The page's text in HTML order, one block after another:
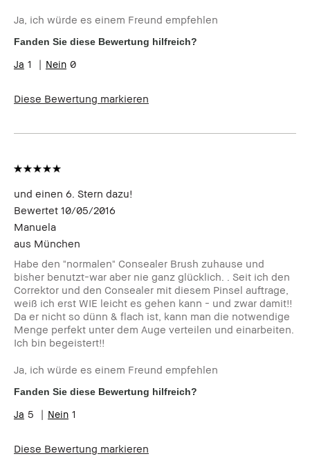
Ja, ich würde es einem Freund empfehlen
Fanden Sie diese Bewertung hilfreich?
1 0
Diese Bewertung markieren
und einen 6. Stern dazu!
Bewertet 10/05/2016
Manuela
aus München
Habe den "normalen" Consealer Brush zuhause und
bisher benutzt-war aber nie ganz glücklich. . Seit ich den
Correktor und den Consealer mit diesem Pinsel auftrage,
weiß ich erst WIE leicht es gehen kann - und zwar damit!!
Da er nicht so dünn & flach ist, kann man die notwendige
Menge perfekt unter dem Auge verteilen und einarbeiten.
Ich bin begeistert!!
Ja, ich würde es einem Freund empfehlen
Fanden Sie diese Bewertung hilfreich?
5 1
Diese Bewertung markieren